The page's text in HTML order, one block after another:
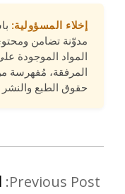
إخلاء المسؤولية:
مدوّنة تضامن
المواد الموجودة
المرفقة، مُفهرسة
حقوق الطبع
Previous Post: